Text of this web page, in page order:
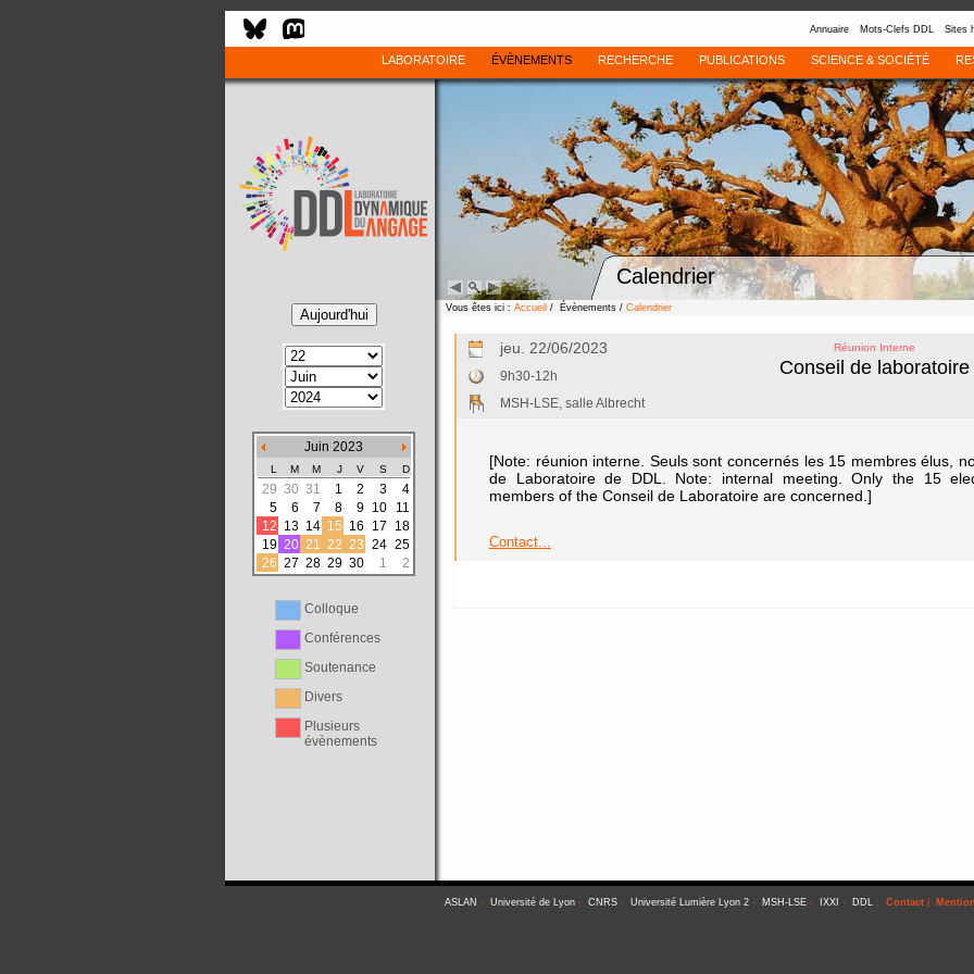
Annuaire Mots-Clefs DDL Sites
LABORATOIRE ÉVÈNEMENTS RECHERCHE PUBLICATIONS SCIENCE & SOCIÉTÉ
Calendrier
Juin 2023
L M M J V S D
29 30 31 1 2 3
4
5
6 7 8 9 10
11
12 13 14 15 16 17
18
19 20 21 22 23 24 25
26 27 28 29 30 1 2
Colloque
Conférences
Soutenance
Divers
Plusieurs
évènements
Vous êtes ici : Accueil / Évènements / Calendrier
jeu. 22/06/2023 Réunion Interne
Conseil de laboratoire
9h30-12h
MSH-LSE, salle Albrecht
[Note: réunion interne. Seuls sont concernés les 15 membres élus,
de Laboratoire de DDL. Note: internal meeting. Only the 15
members of the Conseil de Laboratoire are concerned.]
Contact...
ASLAN - Université de Lyon- CNRS- Université Lumière Lyon 2- MSH-LSE- IXXI - DDL: Contact|